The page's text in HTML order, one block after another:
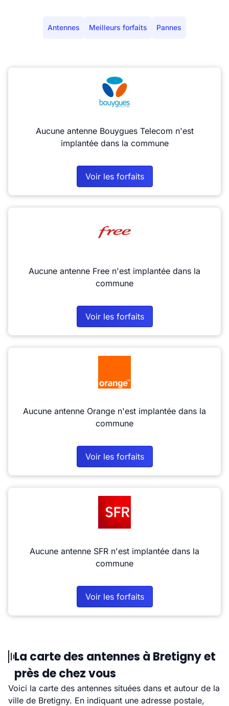
Antennes Meilleurs forfaits Pannes
Aucune antenne Bouygues Telecom n'est
implantée dans la commune
Voir les forfaits
Aucune antenne Free n'est implantée dans la
commune
Voir les forfaits
Aucune antenne Orange n'est implantée dans la
commune
Voir les forfaits
Aucune antenne SFR n'est implantée dans la
commune
Voir les forfaits
La carte des antennes à Bretigny et
près de chez vous
Voici la carte des antennes situées dans et autour de la
ville de Bretigny. En indiquant une adresse postale,